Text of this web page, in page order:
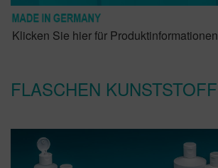
Klicken Sie hier für Produktinformationen
FLASCHEN KUNSTSTOFF